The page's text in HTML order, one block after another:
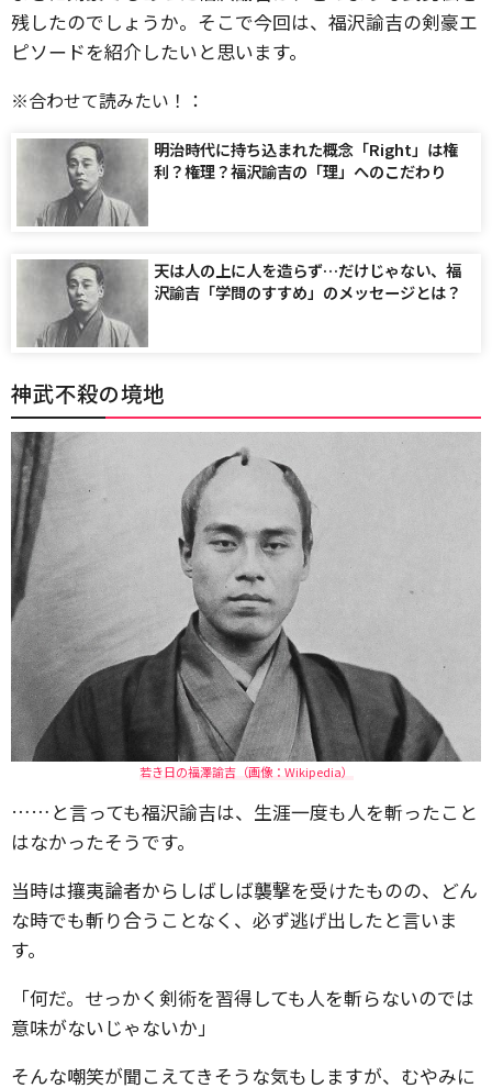
残したのでしょうか。そこで今回は、福沢諭吉の剣豪エ
ピソードを紹介したいと思います。
※合わせて読みたい！：
明治時代に持ち込まれた概念「Right」は権
利？権理？福沢諭吉の「理」へのこだわり
天は人の上に人を造らず…だけじゃない、福
沢諭吉「学問のすすめ」のメッセージとは？
神武不殺の境地
若き日の福澤諭吉（画像：Wikipedia）
……と言っても福沢諭吉は、生涯一度も人を斬ったこと
はなかったそうです。
当時は攘夷論者からしばしば襲撃を受けたものの、どん
な時でも斬り合うことなく、必ず逃げ出したと言いま
す。
「何だ。せっかく剣術を習得しても人を斬らないのでは
意味がないじゃないか」
そんな嘲笑が聞こえてきそうな気もしますが、むやみに